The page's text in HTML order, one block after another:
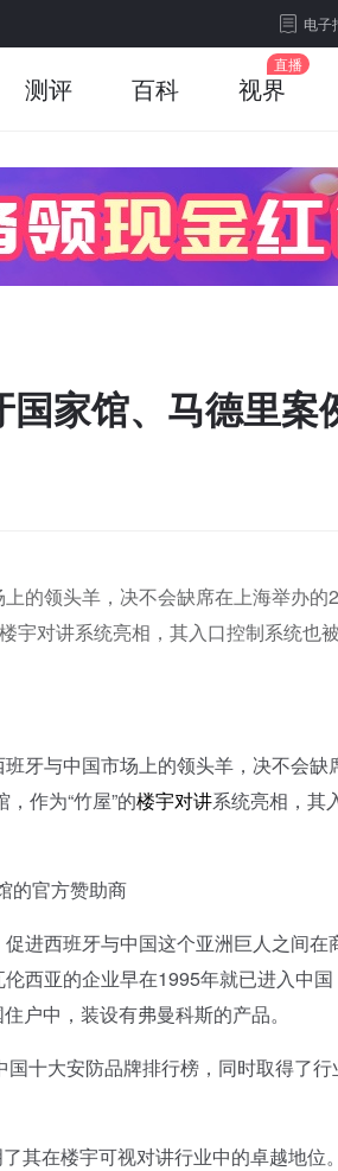
电子
测评 百科 视界
家馆、马德里案
的领头羊，决不会缺席在上海举办的
宇对讲系统亮相，其入口控制系统也
牙与中国市场上的领头羊，决不会缺
作为“竹屋”的楼宇对讲系统亮相，其
官方赞助商
进西班牙与中国这个亚洲巨人之间在
西亚的企业早在1995年就已进入中国
户中，装设有弗曼科斯的产品。
十大安防品牌排行榜，同时取得了行
在楼宇可视对讲行业中的卓越地位。